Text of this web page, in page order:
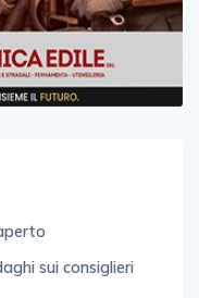
sui consiglieri